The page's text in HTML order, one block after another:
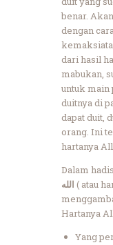
benar.
dengan
dari hasil
mabukan,
untuk main
duitnya di
dapat duit,
orang. Ini
hartanya
Dalam
الله ( atau
Hartanya
Yang